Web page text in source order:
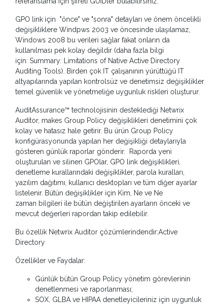
GPO link için "önce" ve "sonra" detayları ve önem öncelikli
değişikliklere Windpws 2003 ve öncesinde ulaşılamaz,
Windows 2008 bu verileri sağlar fakat onların da
kullanılması pek kolay değildir (daha fazla bilgi
için: Summary: Limitations of Native Active Directory
Auditing Tools). Birden çok IT çalışanının yürüttüğü IT
altyapılarında yapılan kontrolsüz ve denetimsiz değişiklikler
temel güvenlik ve yönetmeliğe uygunluk riskleri oluşturur.
AuditAssurance™ technolojisinin desteklediği Netwrix
Auditor, makes Group Policy değişiklikleri denetimini çok
kolay ve hatasız hale getirir. Bu ürün Group Policy
konfigürasyonunda yapılan her değişikliği detaylarıyla
gösteren günlük raporlar gönderir. Raporda yeni
oluşturulan ve silinen GPOlar, GPO link değişiklikleri,
denetleme kurallarındaki değişiklikler, parola kuralları,
yazılım dağıtımı, kullanıcı desktopları ve tüm diğer ayarlar
listelenir. Bütün değişiklikler için Kim, Ne ve Ne
zaman bilgileri ile bütün değiştirilen ayarların önceki ve
mevcut değerleri rapordan takip edilebilir.
Bu özellik Netwrix Auditor çözümlerindendir:Active
Directory
Özellikler ve Faydalar:
Günlük bütün Group Policy yönetim görevlerinin
denetlenmesi ve raporlanması;
SOX, GLBA ve HIPAA denetleyicileriniz için uygunluk